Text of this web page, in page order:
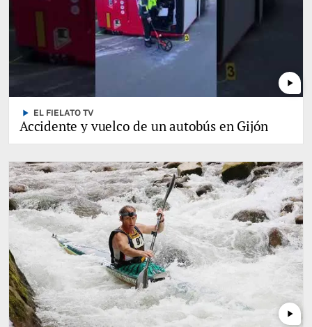
play_arrow
play_arrow EL FIELATO TV
Accidente y vuelco de un autobús en Gijón
play_arrow